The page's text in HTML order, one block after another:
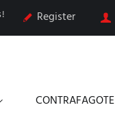
Register
CONTRAFAGOTE